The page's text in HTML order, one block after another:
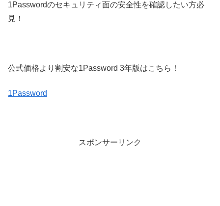
1Passwordのセキュリティ面の安全性を確認したい方必
見！
公式価格より割安な1Password 3年版はこちら！
1Password
スポンサーリンク